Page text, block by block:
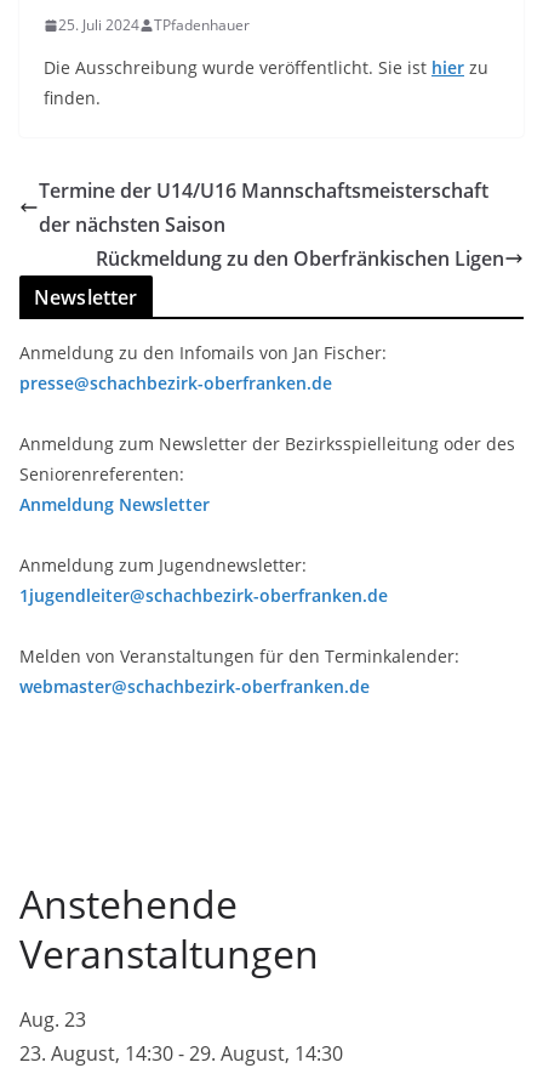
25. Juli 2024 TPfadenhauer
Die Ausschreibung wurde veröffentlicht. Sie ist hier zu
finden.
Termine der U14/U16 Mannschaftsmeisterschaft
der nächsten Saison
Rückmeldung zu den Oberfränkischen Ligen
Newsletter
Anmeldung zu den Infomails von Jan Fischer:
presse@schachbezirk-oberfranken.de
Anmeldung zum Newsletter der Bezirksspielleitung oder des
Seniorenreferenten:
Anmeldung Newsletter
Anmeldung zum Jugendnewsletter:
1jugendleiter@schachbezirk-oberfranken.de
Melden von Veranstaltungen für den Terminkalender:
webmaster@schachbezirk-oberfranken.de
Anstehende
Veranstaltungen
Aug. 23
23. August, 14:30-29. August, 14:30